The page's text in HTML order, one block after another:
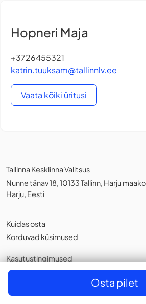
Osta pilet
Hopneri Maja
+3726455321
katrin.tuuksam@tallinnlv.ee
Vaata kõiki üritusi
Tallinna Kesklinna Valitsus
Nunne tänav 18, 10133 Tallinn, Harju
Harju, Eesti
Kuidas osta
Korduvad küsimused
Kasutustingimused
Privaatsuspoliitika,Küpsistest